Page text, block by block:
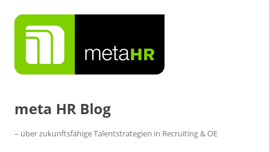
Inhalt
springen
meta HR Blog
– über zukunftsfähige Talentstrategien in Recruiting & OE